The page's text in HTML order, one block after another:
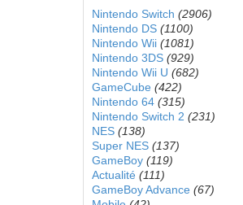
Nintendo Switch (2906)
Nintendo DS (1100)
Nintendo Wii (1081)
Nintendo 3DS (929)
Nintendo Wii U (682)
GameCube (422)
Nintendo 64 (315)
Nintendo Switch 2 (231)
NES (138)
Super NES (137)
GameBoy (119)
Actualité (111)
GameBoy Advance (67)